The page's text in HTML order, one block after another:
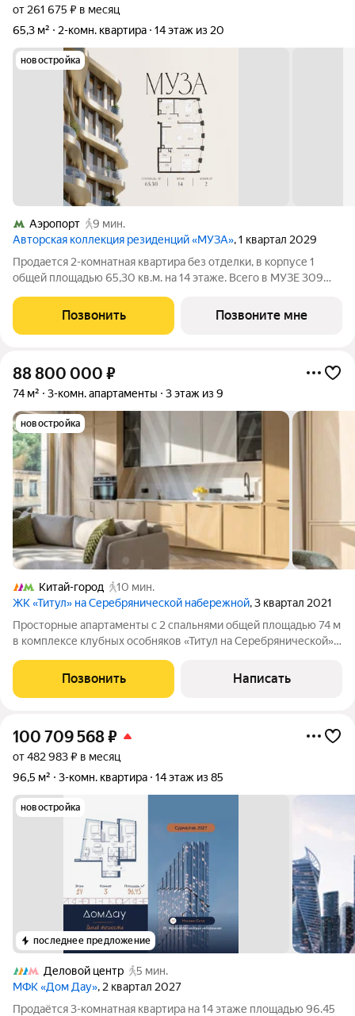
от 261 675 ₽ в месяц
65,3 м²
2-комн. квартира 14 этаж из 20
новостройка
Аэропорт
9 мин.
Авторская коллекция резиденций «МУЗА», 1 квартал 2029
Продается 2-комнатная квартира без отделки, в корпусе 1
общей площадью 65,30 кв.м. на 14 этаже. Всего в МУЗЕ 309
террасами. Высота потолков от 3,5 до 4,65 м. Эксклюзивные
Позвонить Позвоните мне
88 800 000 ₽
74 м² 3-комн. апартаменты 3 этаж из 9
новостройка
Китай-город
10 мин.
ЖК «Титул» на Серебрянической набережной, 3 квартал 2021
Просторные апартаменты с 2 спальнями общей площадью 74 м
в комплексе клубных особняков «Титул на Серебрянической».
этаже в корпусе 1.1. Высота потолков 3,2 метра. Планировка:
кухня-гостиная,
Позвонить Написать
100 709 568₽
от 482 983 ₽ в месяц
96,5 м²
3-комн. квартира 14 этаж из 85
новостройка
последнее предложение
Деловой центр
5 мин.
МФК «Дом Дау», 2 квартал 2027
Прoдаётся 3-кoмнaтнaя квартира на 14 этаже площадью 96.45